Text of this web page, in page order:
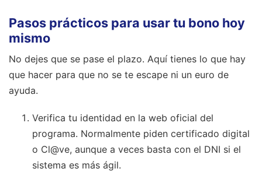
Pasos prácticos para usar tu bono hoy
mismo
No dejes que se pase el plazo. Aquí tienes lo que hay
que hacer para que no se te escape ni un euro de
ayuda.
Verifica tu identidad en la web oficial del
programa. Normalmente piden certificado digital
o Cl@ve, aunque a veces basta con el DNI si el
sistema es más ágil.